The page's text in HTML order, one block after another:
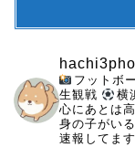
フットボ
生観戦
横
心にあとは
身の子がい
速報してます